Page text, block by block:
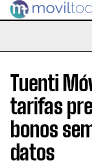
Tuenti
tarifas
bonos
datos